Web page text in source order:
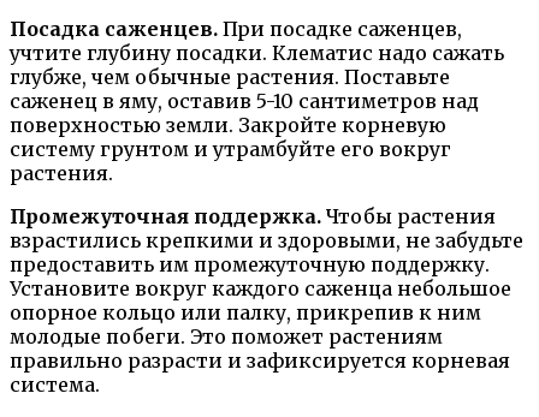
Посадка саженцев. При посадке саженцев,
учтите глубину посадки. Клематис надо сажать
глубже, чем обычные растения. Поставьте
саженец в яму, оставив 5-10 сантиметров над
поверхностью земли. Закройте корневую
систему грунтом и утрамбуйте его вокруг
растения.
Промежуточная поддержка. Чтобы растения
взрастились крепкими и здоровыми, не забудьте
предоставить им промежуточную поддержку.
Установите вокруг каждого саженца небольшое
опорное кольцо или палку, прикрепив к ним
молодые побеги. Это поможет растениям
правильно разрасти и зафиксируется корневая
система.